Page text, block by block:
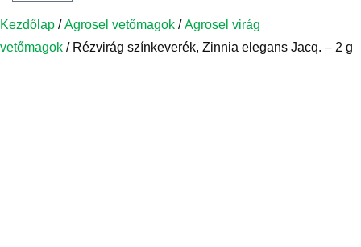
Kezdőlap /Agrosel vetőmagok /Agrosel virág
vetőmagok / Rézvirág színkeverék, Zinnia elegans Jacq. – 2 g